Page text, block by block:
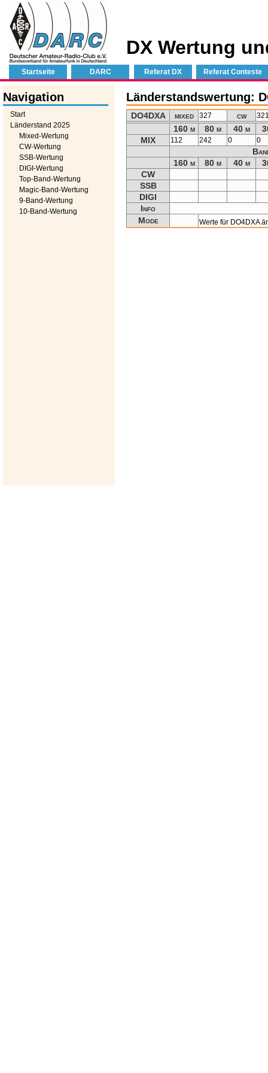
DX Wertung
Startseite DARC Referat DX Referat Conteste
Navigation
Start
Länderstand 2025
Mixed-Wertung
CW-Wertung
SSB-Wertung
DIGI-Wertung
Top-Band-Wertung
Magic-Band-Wertung
9-Band-Wertung
10-Band-Wertung
Länderstandswertung:
DO4DXA mixed 327 cw
160 m 80 m 40 m
MIX
112 242 0 0
160 m
80 m 40 m
CW
SSB
DIGI
Info
Mode
Werte für DO4DXA